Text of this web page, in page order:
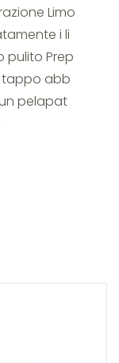
Limo
i li
pulito Prep
tappo abb
pelapat